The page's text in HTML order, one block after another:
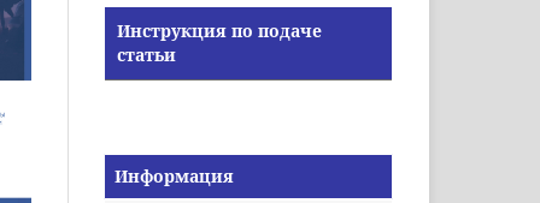
Инструкция по подаче
статьи
Информация